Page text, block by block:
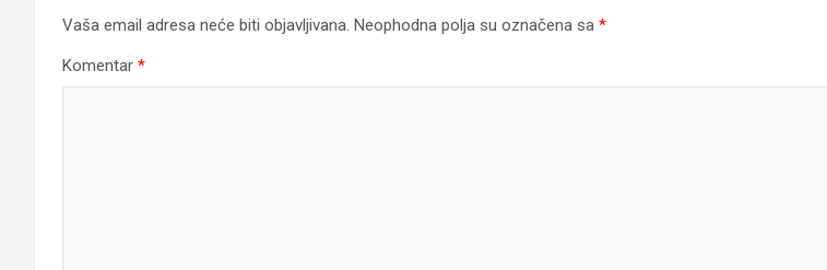
Vaša email adresa neće biti objavljivana. Neophodna polja su označena sa *
Komentar *